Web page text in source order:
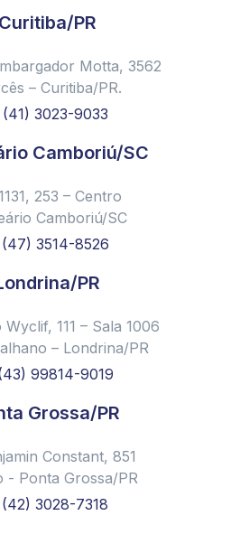
Curitiba/PR
Motta, 3562
– Curitiba/PR.
(41) 3023-9033
Camboriú/SC
253 – Centro
Camboriú/SC
(47) 3514-8526
PR
111 – Sala 1006
– Londrina/PR
99814-9019
Grossa/PR
Constant, 851
- Ponta Grossa/PR
(42) 3028-7318